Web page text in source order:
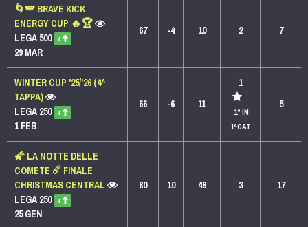
🌀🪽 BRAVE KICK
ENERGY CUP 🔥🏆
LEGA 500 +
29 MAR
67 -4 10 2 7
WINTER CUP '25/'26 (4^
TAPPA)
LEGA 250 +
1 FEB
66 -6 11
1
1º IN
1ªCAT
5
🌠 LA NOTTE DELLE
COMETE ☄️ FINALE
CHRISTMAS CENTRAL
LEGA 250 +
25 GEN
80 10 48 3 17